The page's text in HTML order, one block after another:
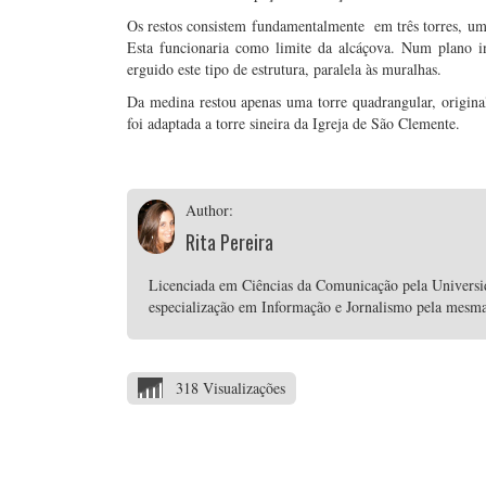
Os restos consistem fundamentalmente em três torres,
Esta funcionaria como limite da alcáçova. Num plano
erguido este tipo de estrutura, paralela às muralhas.
Da medina restou apenas uma torre quadrangular,
foi adaptada a torre sineira da Igreja de São Clemente.
Author:
Rita Pereira
Licenciada em Ciências da Comunicação pela
especialização em Informação e Jornalismo pela
318 Visualizações